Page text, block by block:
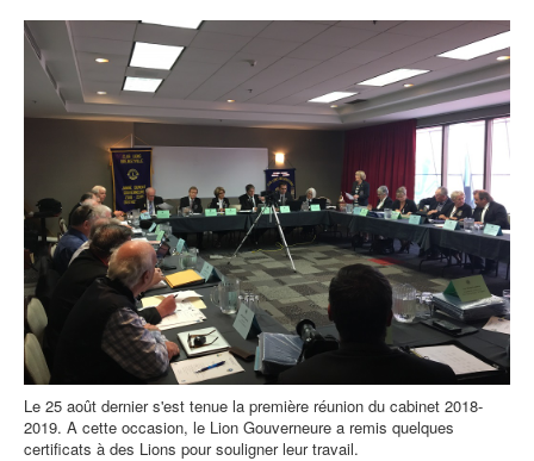
Le 25 août dernier s'est tenue la première réunion du cabinet 2018-
2019. A cette occasion, le Lion Gouverneure a remis quelques
certificats à des Lions pour souligner leur travail.